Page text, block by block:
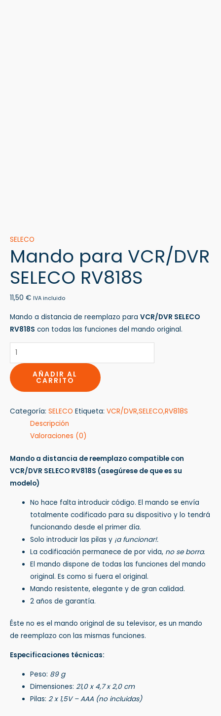
SELECO
Mando para VCR/DVR
SELECO RV818S
11,50 € IVA incluido
Mando a distancia de reemplazo para VCR/DVR SELECO
RV818S con todas las funciones del mando original.
AÑADIR AL
CARRITO
Categoría: SELECO Etiqueta: VCR/DVR,SELECO,RV818S
Descripción
Valoraciones (0)
Mando a distancia de reemplazo compatible con
VCR/DVR SELECO RV818S (asegúrese de que es su
modelo)
No hace falta introducir código. El mando se envía
totalmente codificado para su dispositivo y lo tendrá
funcionando desde el primer día.
Solo introducir las pilas y ¡a funcionar!.
La codificación permanece de por vida, no se borra.
El mando dispone de todas las funciones del mando
original. Es como si fuera el original.
Mando resistente, elegante y de gran calidad.
2 años de garantía.
Éste no es el mando original de su televisor, es un mando
de reemplazo con las mismas funciones.
Especificaciones técnicas:
Peso: 89 g
Dimensiones:21,0 x 4,7 x 2,0 cm
Pilas:2 x 1,5V – AAA (no incluidas)